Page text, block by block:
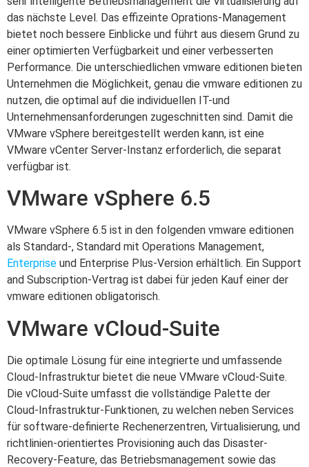
das nächste Level. Das effizeinte Oprations-Management
bietet noch bessere Einblicke und führt aus diesem Grund zu
einer optimierten Verfügbarkeit und einer verbesserten
Performance. Die unterschiedlichen vmware editionen bieten
Unternehmen die Möglichkeit, genau die vmware editionen zu
nutzen, die optimal auf die individuellen IT-und
Unternehmensanforderungen zugeschnitten sind. Damit die
VMware vSphere bereitgestellt werden kann, ist eine
VMware vCenter Server-Instanz erforderlich, die separat
verfügbar ist.
VMware vSphere 6.5
VMware vSphere 6.5 ist in den folgenden vmware editionen
als Standard-, Standard mit Operations Management,
Enterprise und Enterprise Plus-Version erhältlich. Ein Support
and Subscription-Vertrag ist dabei für jeden Kauf einer der
vmware editionen obligatorisch.
VMware vCloud-Suite
Die optimale Lösung für eine integrierte und umfassende
Cloud-Infrastruktur bietet die neue VMware vCloud-Suite.
Die vCloud-Suite umfasst die vollständige Palette der
Cloud-Infrastruktur-Funktionen, zu welchen neben Services
für software-definierte Rechenerzentren, Virtualisierung, und
richtlinien-orientiertes Provisioning auch das Disaster-
Recovery-Feature, das Betriebsmanagement sowie das